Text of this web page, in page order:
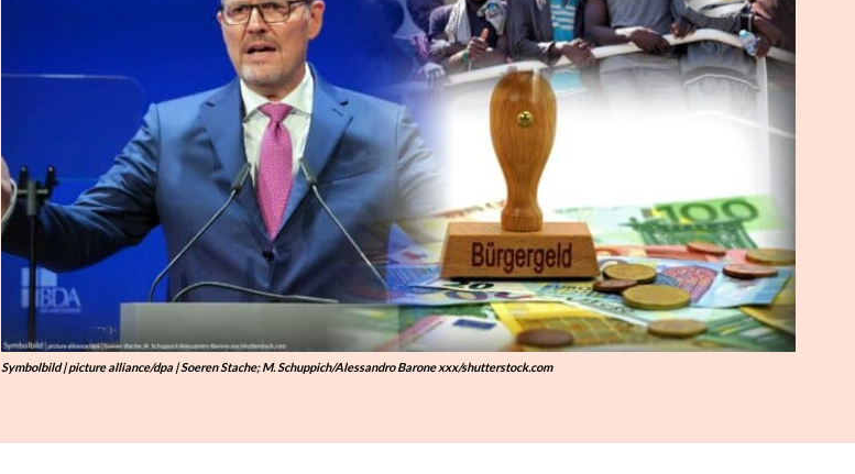
Symbolbild | picture alliance/dpa | Soeren Stache; M. Schuppich/Alessandro Barone xxx/shutterstock.com